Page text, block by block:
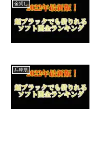
金貸し
兵庫県